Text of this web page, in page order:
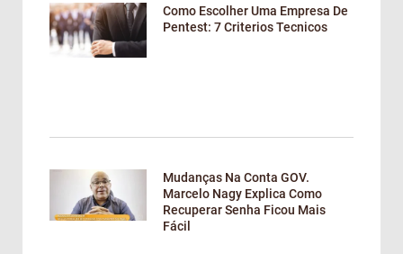
Como Escolher Uma Empresa De
Pentest: 7 Criterios Tecnicos
Mudanças Na Conta GOV.
Marcelo Nagy Explica Como
Recuperar Senha Ficou Mais
Fácil